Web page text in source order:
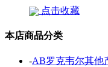
点击收藏
本店商品分类
-AB罗克韦尔其他